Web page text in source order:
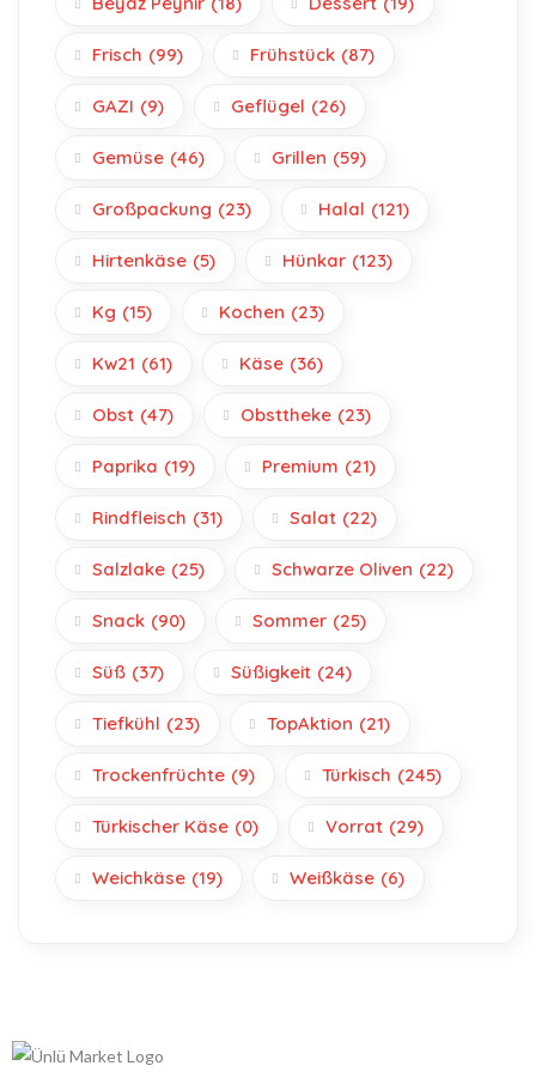
Frisch (99) Frühstück (87)
GAZI (9) Geflügel (26)
Gemüse (46) Grillen (59)
Großpackung (23) Halal (121)
Hirtenkäse (5) Hünkar (123)
Kg (15) Kochen (23)
Kw21 (61) Käse (36)
Obst (47) Obsttheke (23)
Paprika (19) Premium (21)
Rindfleisch (31) Salat (22)
Salzlake (25) Schwarze Oliven (22)
Snack (90) Sommer (25)
Süß (37) Süßigkeit (24)
Tiefkühl (23) TopAktion (21)
Trockenfrüchte (9) Türkisch (245)
Türkischer Käse (0) Vorrat (29)
Weichkäse (19) Weißkäse (6)